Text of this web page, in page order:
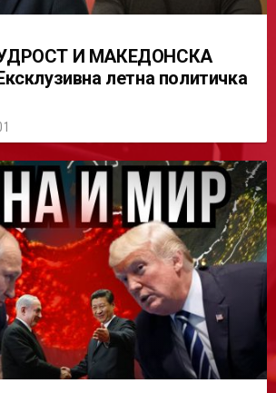
И МАКЕДОНСКА
летна политичка